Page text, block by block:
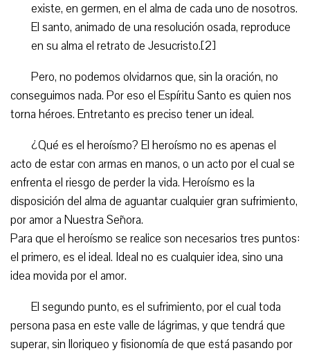
existe, en germen, en el alma de cada uno de nosotros.
El santo, animado de una resolución osada, reproduce
en su alma el retrato de Jesucristo.[2]
Pero, no podemos olvidarnos que, sin la oración, no
conseguimos nada. Por eso el Espíritu Santo es quien nos
torna héroes. Entretanto es preciso tener un ideal.
¿Qué es el heroísmo? El heroísmo no es apenas el
acto de estar con armas en manos, o un acto por el cual se
enfrenta el riesgo de perder la vida. Heroísmo es la
disposición del alma de aguantar cualquier gran sufrimiento,
por amor a Nuestra Señora.
Para que el heroísmo se realice son necesarios tres puntos:
el primero, es el ideal. Ideal no es cualquier idea, sino una
idea movida por el amor.
El segundo punto, es el sufrimiento, por el cual toda
persona pasa en este valle de lágrimas, y que tendrá que
superar, sin lloriqueo y fisionomía de que está pasando por